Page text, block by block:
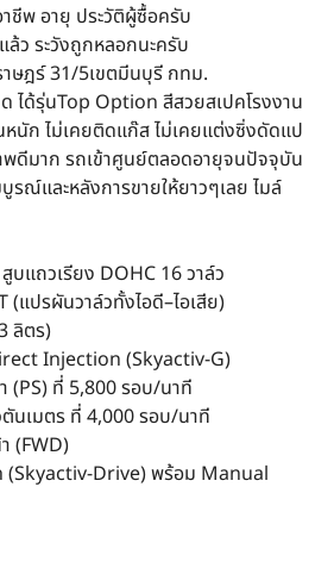
ชีพ อายุ ประวัติผู้ซื้อครับ
ว ระวังถูกหลอกนะครับ
ษฎร์ 31/5เขตมีนบุรี กทม.
ได้รุ่นTop Option สีสวยสเปคโรงงาน
นัก ไม่เคยติดแก๊ส ไม่เคยแต่งซิ่งดัดแป
พดีมาก รถเข้าศูนย์ตลอดอายุจนปัจจุบัน
รณ์และหลังการขายให้ยาวๆเลย ไมล์
บแถวเรียง DOHC 16 วาล์ว
(แปรผันวาล์วทั้งไอดี–ไอเสีย)
ลิตร)
Injection (Skyactiv-G)
(PS) ที่ 5,800 รอบ/นาที
นเมตร ที่ 4,000 รอบ/นาที
(FWD)
(Skyactiv-Drive) พร้อม Manual